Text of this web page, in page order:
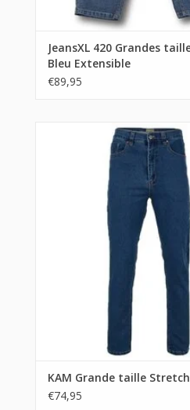
JeansXL 420 Grandes
Bleu Extensible
€89,95
KAM Grande taille
€74,95